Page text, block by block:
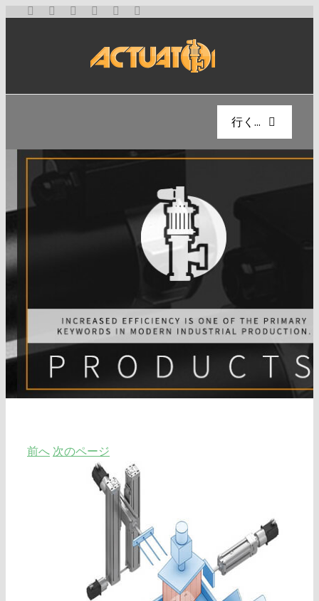
コ
ツ
キ
行く...
ホーム
リニアアクチュエータ
電動シリンダー
直線運動
太陽電池部品
ソーラートラッカー
完成したソーラートラッカーシステム
ソーラーバンク
ソーラーコントローラー
旋回ドライブ
モーター
サーボモーター
遊星ギアボックス
お問い合わせ
前へ 次のページ